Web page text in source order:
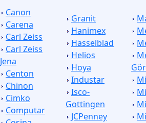
Canon
Carena
Carl Zeiss
Carl Zeiss
Jena
Centon
Chinon
Cimko
Computar
Granit
Hanimex
Hasselblad
Helios
Hoya
Industar
Isco-
Gottingen
JCPenney